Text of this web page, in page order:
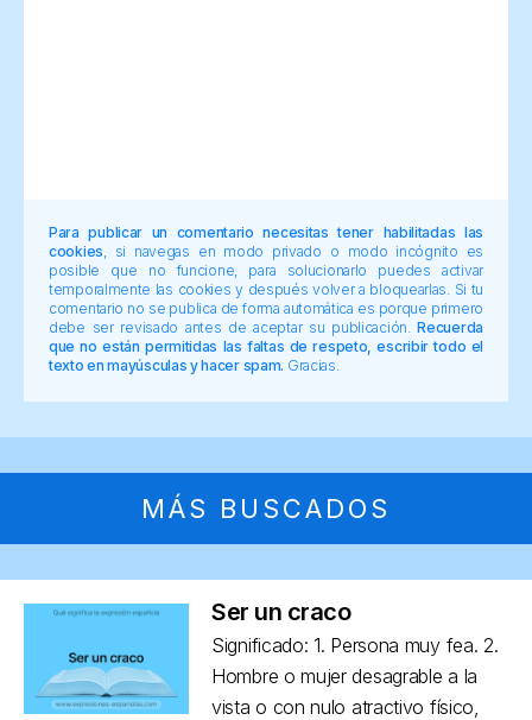
Para publicar un comentario necesitas tener habilitadas las
cookies , si navegas en modo privado o modo incógnito es
posible que no funcione, para solucionarlo puedes activar
temporalmente las cookies y después volver a bloquearlas. Si tu
comentario no se publica de forma automática es porque primero
debe ser revisado antes de aceptar su publicación.Recuerda
que no están permitidas las faltas de respeto, escribir todo el
texto en mayúsculas y hacer spam. Gracias.
MÁS BUSCADOS
Ser un craco
Significado: 1. Persona muy fea. 2.
Hombre o mujer desagrable a la
vista o con nulo atractivo físico,